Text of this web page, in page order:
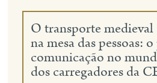
notícias
eventos
O transporte
na mesa das pessoas:
comunicação no
dos carregadores da